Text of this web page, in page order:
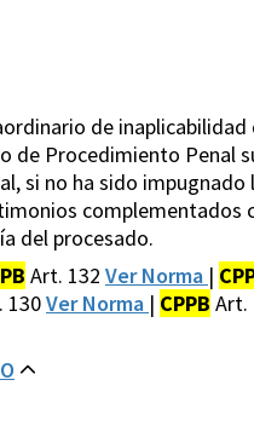
de
de Procedimiento Penal
si no ha sido
del procesado.
Art. 132 Ver Norma |
130Ver Norma | CPPB Art.